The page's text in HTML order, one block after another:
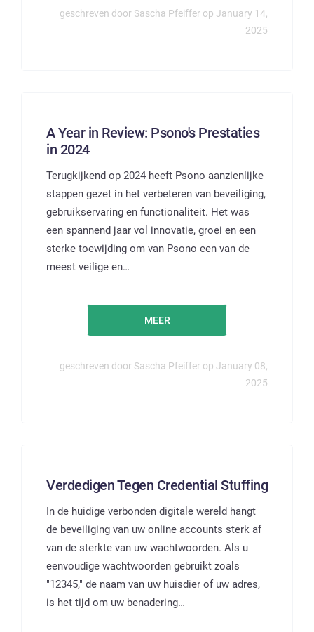
geschreven door Sascha Pfeiffer op January 14,
2025
A Year in Review: Psono's Prestaties
in 2024
Terugkijkend op 2024 heeft Psono aanzienlijke
stappen gezet in het verbeteren van beveiliging,
gebruikservaring en functionaliteit. Het was
een spannend jaar vol innovatie, groei en een
sterke toewijding om van Psono een van de
meest veilige en…
MEER
geschreven door Sascha Pfeiffer op January 08,
2025
Verdedigen Tegen Credential Stuffing
In de huidige verbonden digitale wereld hangt
de beveiliging van uw online accounts sterk af
van de sterkte van uw wachtwoorden. Als u
eenvoudige wachtwoorden gebruikt zoals
"12345," de naam van uw huisdier of uw adres,
is het tijd om uw benadering…